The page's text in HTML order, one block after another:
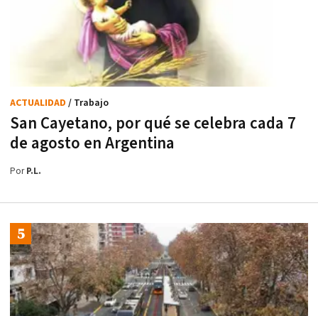
San Cayetano, por qué se celebra cada 7
de agosto en Argentina
ACTUALIDAD / Trabajo
PorP.L.